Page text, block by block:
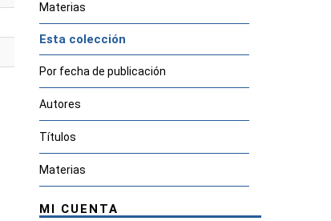
Materias
Esta colección
Por fecha de publicación
Autores
Títulos
Materias
MI CUENTA